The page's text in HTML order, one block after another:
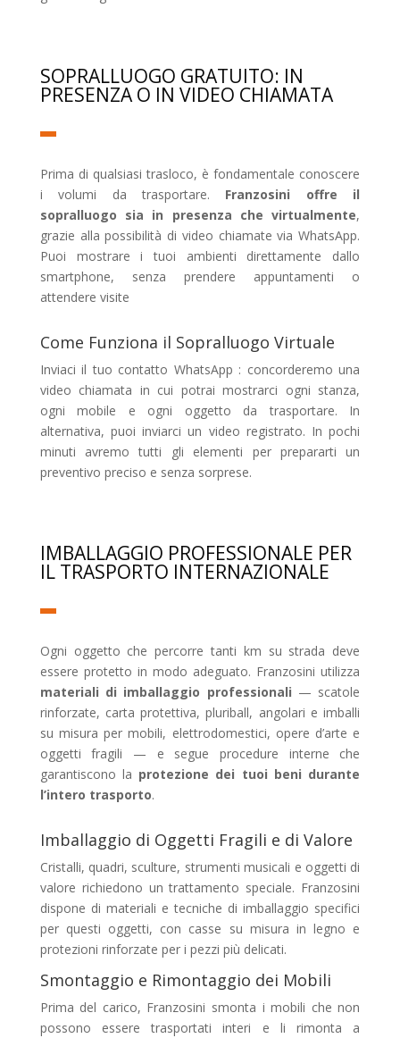
SOPRALLUOGO GRATUITO: IN
PRESENZA O IN VIDEO CHIAMATA
Prima di qualsiasi trasloco, è fondamentale conoscere
i volumi da trasportare. Franzosini offre il
sopralluogo sia in presenza che virtualmente,
grazie alla possibilità di video chiamate via WhatsApp.
Puoi mostrare i tuoi ambienti direttamente dallo
smartphone, senza prendere appuntamenti o
attendere visite
Come Funziona il Sopralluogo Virtuale
Inviaci il tuo contatto WhatsApp : concorderemo una
video chiamata in cui potrai mostrarci ogni stanza,
ogni mobile e ogni oggetto da trasportare. In
alternativa, puoi inviarci un video registrato. In pochi
minuti avremo tutti gli elementi per prepararti un
preventivo preciso e senza sorprese.
IMBALLAGGIO PROFESSIONALE PER
IL TRASPORTO INTERNAZIONALE
Ogni oggetto che percorre tanti km su strada deve
essere protetto in modo adeguato. Franzosini utilizza
materiali di imballaggio professionali — scatole
rinforzate, carta protettiva, pluriball, angolari e imballi
su misura per mobili, elettrodomestici, opere d’arte e
oggetti fragili — e segue procedure interne che
garantiscono la protezione dei tuoi beni durante
l’intero trasporto.
Imballaggio di Oggetti Fragili e di Valore
Cristalli, quadri, sculture, strumenti musicali e oggetti di
valore richiedono un trattamento speciale. Franzosini
dispone di materiali e tecniche di imballaggio specifici
per questi oggetti, con casse su misura in legno e
protezioni rinforzate per i pezzi più delicati.
Smontaggio e Rimontaggio dei Mobili
Prima del carico, Franzosini smonta i mobili che non
possono essere trasportati interi e li rimonta a